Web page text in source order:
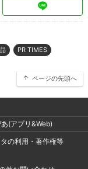
PR TIMES
ページの先頭へ
(アプリ&Web)
の利用・著作権等